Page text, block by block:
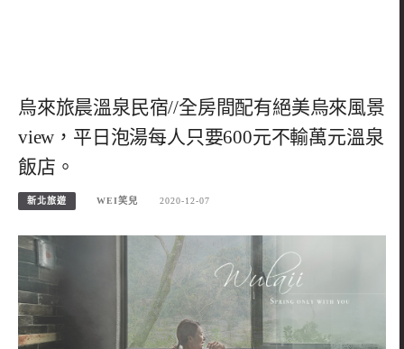
烏來旅晨溫泉民宿//全房間配有絕美烏來風景
view，平日泡湯每人只要600元不輸萬元溫泉
飯店。
新北旅遊 WEI笑兒 2020-12-07